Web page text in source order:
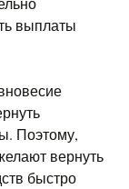
выплаты
Поэтому,
вернуть
быстро